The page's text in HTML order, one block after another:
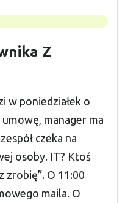
Z
w poniedziałek o
manager ma
czeka na
osoby. IT? Ktoś
zrobię”. O 11:00
maila. O